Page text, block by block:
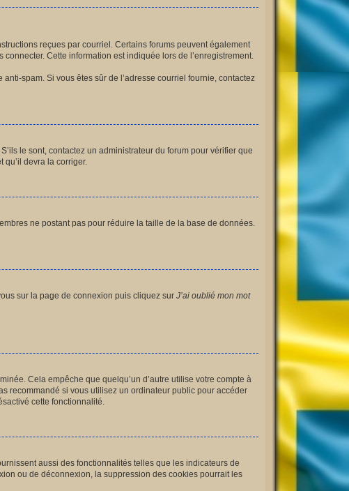
reçues par courriel. Certains forums peuvent également
Cette information est indiquée lors de l’enregistrement.
spam. Si vous êtes sûr de l’adresse courriel fournie, contactez
le sont, contactez un administrateur du forum pour vérifier que
devra la corriger.
ne postant pas pour réduire la taille de la base de données.
sur la page de connexion puis cliquez sur J’ai oublié mon mot
Cela empêche que quelqu’un d’autre utilise votre compte à
recommandé si vous utilisez un ordinateur public pour accéder
cette fonctionnalité.
aussi des fonctionnalités telles que les indicateurs de
ou de déconnexion, la suppression des cookies pourrait les